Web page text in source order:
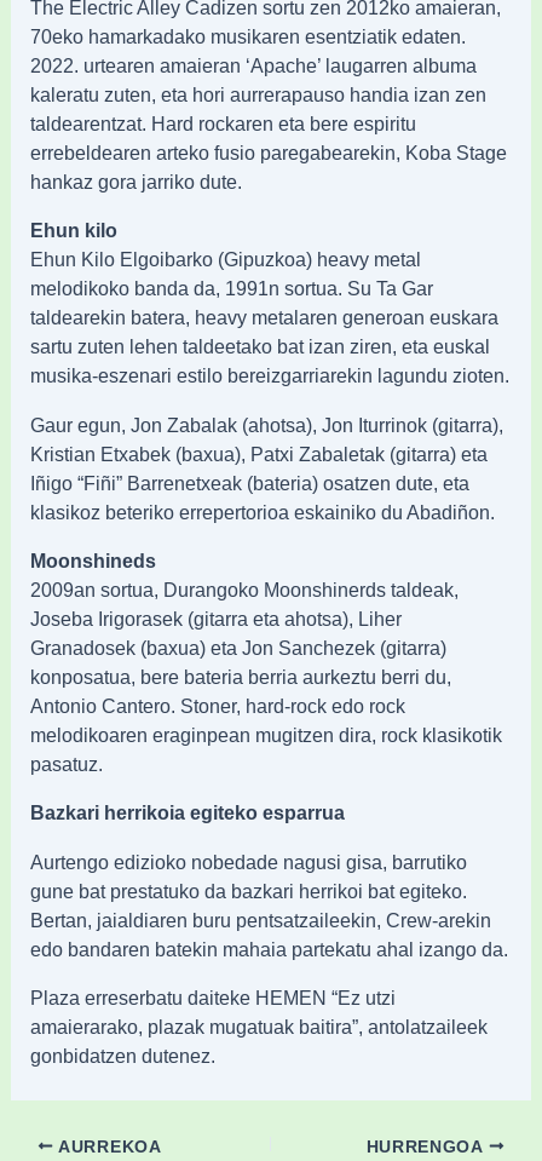
The Electric Alley Cadizen sortu zen 2012ko amaieran,
70eko hamarkadako musikaren esentziatik edaten.
2022. urtearen amaieran ‘Apache’ laugarren albuma
kaleratu zuten, eta hori aurrerapauso handia izan zen
taldearentzat. Hard rockaren eta bere espiritu
errebeldearen arteko fusio paregabearekin, Koba Stage
hankaz gora jarriko dute.
Ehun kilo
Ehun Kilo Elgoibarko (Gipuzkoa) heavy metal
melodikoko banda da, 1991n sortua. Su Ta Gar
taldearekin batera, heavy metalaren generoan euskara
sartu zuten lehen taldeetako bat izan ziren, eta euskal
musika-eszenari estilo bereizgarriarekin lagundu zioten.
Gaur egun, Jon Zabalak (ahotsa), Jon Iturrinok (gitarra),
Kristian Etxabek (baxua), Patxi Zabaletak (gitarra) eta
Iñigo “Fiñi” Barrenetxeak (bateria) osatzen dute, eta
klasikoz beteriko errepertorioa eskainiko du Abadiñon.
Moonshineds
2009an sortua, Durangoko Moonshinerds taldeak,
Joseba Irigorasek (gitarra eta ahotsa), Liher
Granadosek (baxua) eta Jon Sanchezek (gitarra)
konposatua, bere bateria berria aurkeztu berri du,
Antonio Cantero. Stoner, hard-rock edo rock
melodikoaren eraginpean mugitzen dira, rock klasikotik
pasatuz.
Bazkari herrikoia egiteko esparrua
Aurtengo edizioko nobedade nagusi gisa, barrutiko
gune bat prestatuko da bazkari herrikoi bat egiteko.
Bertan, jaialdiaren buru pentsatzaileekin, Crew-arekin
edo bandaren batekin mahaia partekatu ahal izango da.
Plaza erreserbatu daiteke HEMEN “Ez utzi
amaierarako, plazak mugatuak baitira”, antolatzaileek
gonbidatzen dutenez.
AURREKOA HURRENGOA